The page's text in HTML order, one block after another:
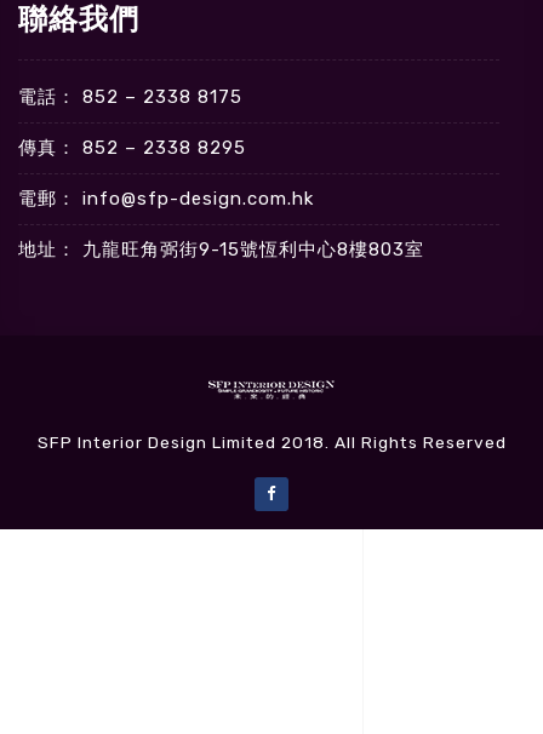
聯絡我們
電話： 852 – 2338 8175
傳真： 852 – 2338 8295
電郵： info@sfp-design.com.hk
地址： 九龍旺角弼街9-15號恆利中心8樓803室
SFP Interior Design Limited 2018. All Rights Reserved